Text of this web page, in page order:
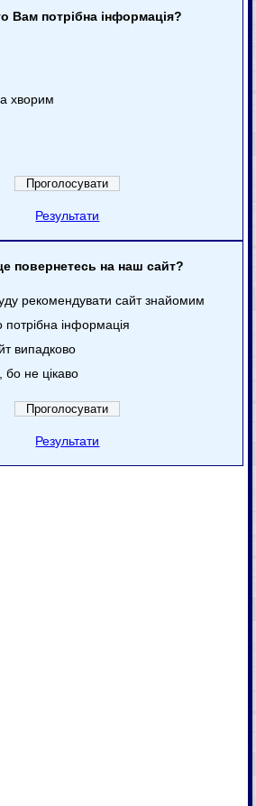
Вам потрібна інформація?
хворим
Результати
повернетесь на наш сайт?
рекомендувати сайт знайомим
інформація
випадково
не цікаво
Результати